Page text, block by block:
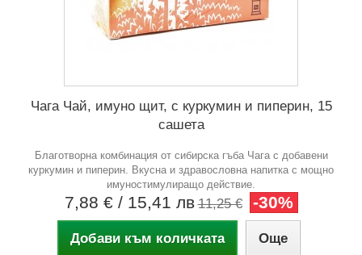
Чага Чай, имуно щит, с куркумин и пиперин, 15
сашета
Благотворна комбинация от сибирска гъба Чага с добавени
куркумин и пиперин. Вкусна и здравословна напитка с мощно
имуностимулиращо действие.
7,88 € / 15,41 лв 11,25 € -30%
Добави към количката Още